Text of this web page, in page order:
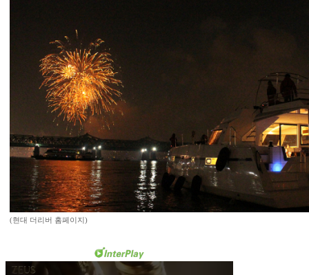
(현대 더리버 홈페이지)